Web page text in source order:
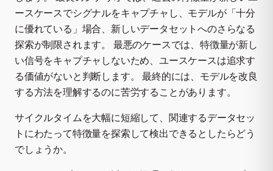
ースケースでシグナルをキャプチャし、モデルが「十分
に優れている」場合、新しいデータセットへのさらなる
探索が制限されます。 最悪のケースでは、特徴量が新し
い信号をキャプチャしないため、ユースケースは追求す
る価値がないと判断します。 最終的には、モデルを改良
する方法を理解するのに苦労することがあります。
サイクルタイムを大幅に短縮して、関連するデータセッ
トにわたって特徴量を探索して検出できるとしたらどう
でしょうか。